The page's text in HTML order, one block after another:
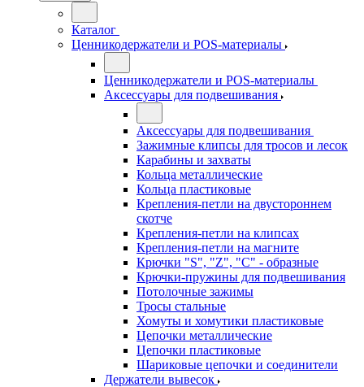
Каталог
Ценникодержатели и POS-материалы
Ценникодержатели и POS-материалы
Аксессуары для подвешивания
Аксессуары для подвешивания
Зажимные клипсы для тросов и лесок
Карабины и захваты
Кольца металлические
Кольца пластиковые
Крепления-петли на двустороннем
скотче
Крепления-петли на клипсах
Крепления-петли на магните
Крючки "S", "Z", "C" - образные
Крючки-пружины для подвешивания
Потолочные зажимы
Тросы стальные
Хомуты и хомутики пластиковые
Цепочки металлические
Цепочки пластиковые
Шариковые цепочки и соединители
Держатели вывесок